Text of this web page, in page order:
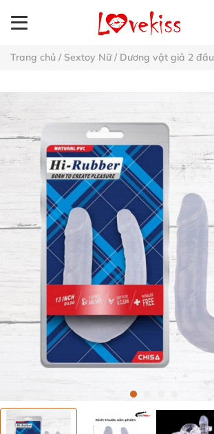
Trang chủ / Sextoy Nữ/ Dương vật giả 2 đầu